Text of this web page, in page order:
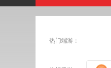
热门端游：